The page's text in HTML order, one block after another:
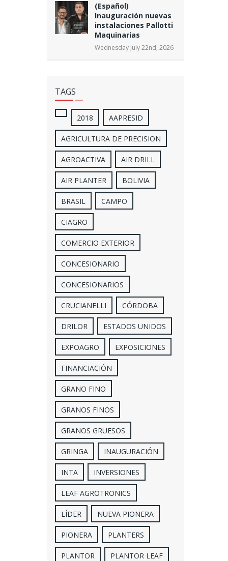
(Español)
Inauguración nuevas
instalaciones Pallotti
Maquinarias
Wednesday July 22nd, 2026
TAGS
2018 AAPRESID
AGRICULTURA DE PRECISION
AGROACTIVA AIR DRILL
AIR PLANTER BOLIVIA
BRASIL CAMPO
CIAGRO
COMERCIO EXTERIOR
CONCESIONARIO
CONCESIONARIOS
CRUCIANELLI CÓRDOBA
DRILOR ESTADOS UNIDOS
EXPOAGRO EXPOSICIONES
FINANCIACIÓN
GRANO FINO
GRANOS FINOS
GRANOS GRUESOS
GRINGA INAUGURACIÓN
INTA INVERSIONES
LEAF AGROTRONICS
LÍDER NUEVA PIONERA
PIONERA PLANTERS
PLANTOR PLANTOR LEAF